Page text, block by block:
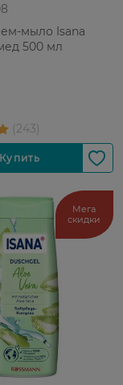
мыло Isana
500 мл
Мега
скидки